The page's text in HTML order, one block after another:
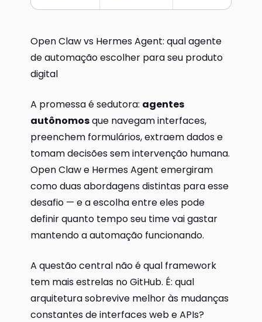
Open Claw vs Hermes Agent: qual agente
de automação escolher para seu produto
digital
A promessa é sedutora: agentes
autônomosque navegam interfaces,
preenchem formulários, extraem dados e
tomam decisões sem intervenção humana.
Open Claw e Hermes Agent emergiram
como duas abordagens distintas para esse
desafio — e a escolha entre eles pode
definir quanto tempo seu time vai gastar
mantendo a automação funcionando.
A questão central não é qual framework
tem mais estrelas no GitHub. É: qual
arquitetura sobrevive melhor às mudanças
constantes de interfaces web e APIs?